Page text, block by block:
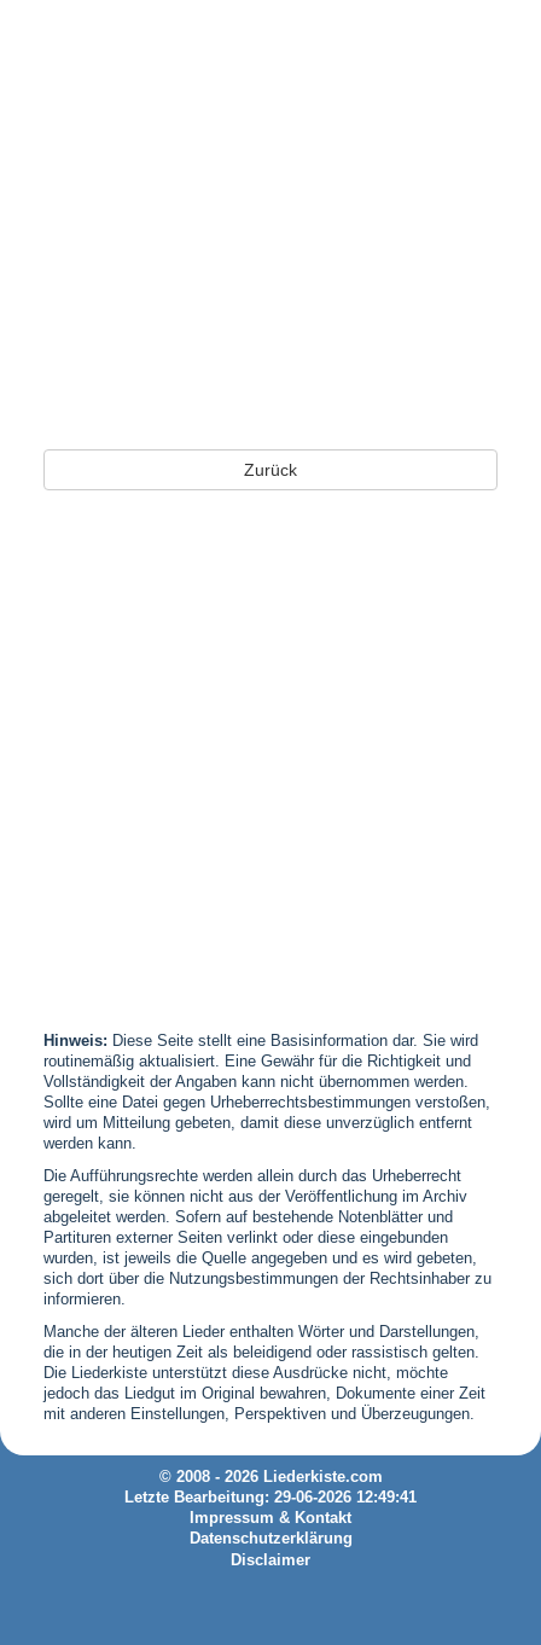
Zurück
Hinweis: Diese Seite stellt eine Basisinformation dar. Sie wird
routinemäßig aktualisiert. Eine Gewähr für die Richtigkeit und
Vollständigkeit der Angaben kann nicht übernommen werden.
Sollte eine Datei gegen Urheberrechtsbestimmungen verstoßen,
wird um Mitteilung gebeten, damit diese unverzüglich entfernt
werden kann.
Die Aufführungsrechte werden allein durch das Urheberrecht
geregelt, sie können nicht aus der Veröffentlichung im Archiv
abgeleitet werden. Sofern auf bestehende Notenblätter und
Partituren externer Seiten verlinkt oder diese eingebunden
wurden, ist jeweils die Quelle angegeben und es wird gebeten,
sich dort über die Nutzungsbestimmungen der Rechtsinhaber zu
informieren.
Manche der älteren Lieder enthalten Wörter und Darstellungen,
die in der heutigen Zeit als beleidigend oder rassistisch gelten.
Die Liederkiste unterstützt diese Ausdrücke nicht, möchte
jedoch das Liedgut im Original bewahren, Dokumente einer Zeit
mit anderen Einstellungen, Perspektiven und Überzeugungen.
© 2008 - 2026 Liederkiste.com
Letzte Bearbeitung: 29-06-2026 12:49:41
Impressum & Kontakt
Datenschutzerklärung
Disclaimer